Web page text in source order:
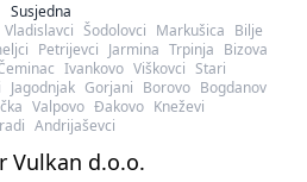
Susjedna
Vladislavci Šodolovci Markušica Bilje
Petrijevci Jarmina Trpinja Bizova
Ivankovo Viškovci Stari
Jagodnjak Gorjani Borovo Bogdanov
Valpovo Đakovo Kneževi
Andrijaševci
Vulkan d.o.o.